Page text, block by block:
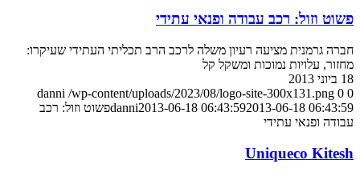
פשוט וזול: רכב עבודה ופנאי עתידי
חברה גרמנית מציעה רעיון משלה לרכב הרב תכליתי העתידי שעיקרו:
מחזור, עלויות נמוכות ומשקל קל
18 ביוני 2013
0
0
danni /wp-content/uploads/2023/08/logo-site-300x131.png
danni2013-06-18 06:43:592013-06-18 06:43:59
פשוט וזול: רכב
עבודה ופנאי עתידי
Uniqueco Kitesh